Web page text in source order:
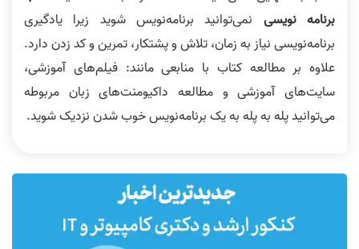
برنامه نویسی نمی‌توانید برنامه‌نویس شوید زیرا یادگیری
برنامه‌نویسی نیاز به زمان، تلاش و پشتکار، تمرین و کد زدن دارد.
علاوه بر مطالعه کتاب با منابعی مانند: فیلم‌های آموزشی،
سایت‌های آموزشی و مطالعه داکیومنت‌های زبان مربوطه
می‌توانید پله به پله به یک برنامه‌نویس خوب شدن نزدیک شوید.